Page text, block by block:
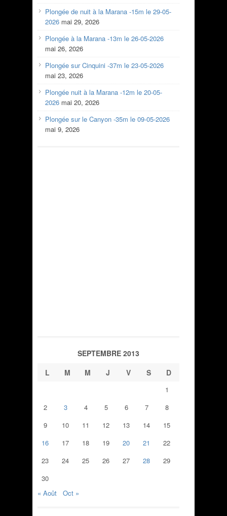
Plongée de nuit à la Marana -15m le 29-05-
2026 mai 29, 2026
Plongée à la Marana -13m le 26-05-2026
mai 26, 2026
Plongée sur Cinquini -37m le 23-05-2026
mai 23, 2026
Plongée nuit à la Marana -12m le 20-05-
2026 mai 20, 2026
Plongée sur le Canyon -35m le 09-05-2026
mai 9, 2026
SEPTEMBRE 2013
L
M M J V S D
1
2
3 4 5 6 7
8
9
10 11 12 13 14
15
16
17 18 19 20 21
22
23
24 25 26 27 28
29
30
« Août
Oct »